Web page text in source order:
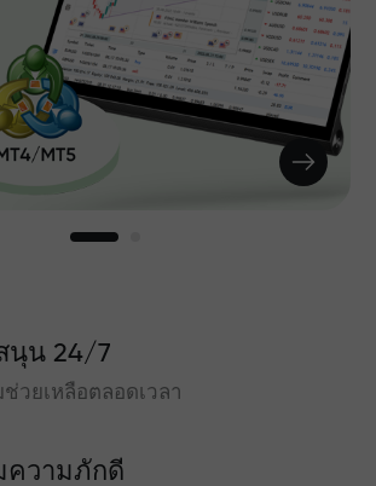
นุน 24/7
วยเหลือตลอดเวลา
ความภักดี